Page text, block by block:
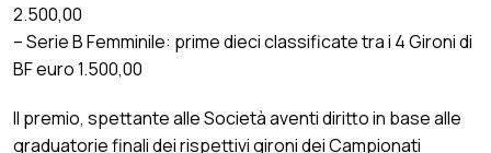
2.500,00
– Serie B Femminile: prime dieci classificate tra i 4 Gironi di
BF euro 1.500,00
Il premio, spettante alle Società aventi diritto in base alle
graduatorie finali dei rispettivi gironi dei Campionati